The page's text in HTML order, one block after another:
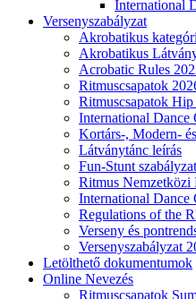
International
Versenyszabályzat
Akrobatikus
Akrobatikus
Acrobatic Rules
Ritmuscsapatok
Ritmuscsapatok
International Dance
Kortárs-, Modern-
Látványtánc leírás
Fun-Stunt szabályzat
Ritmus Nemzetközi
International Dance
Regulations of the
Verseny és
Versenyszabályzat
Letölthető dokumentumok
Online Nevezés
Ritmuscsapatok